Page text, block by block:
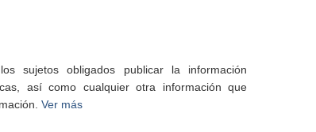
sujetos obligados publicar la información
así como cualquier otra información que
Ver más